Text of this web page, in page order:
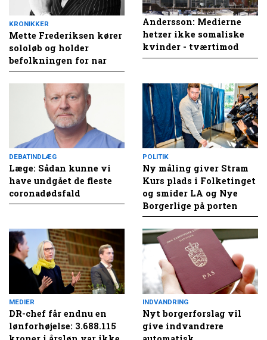
KRONIKKER
Mette Frederiksen kører
sololøb og holder
befolkningen for nar
Andersson: Medierne
hetzer ikke somaliske
kvinder - tværtimod
DEBATINDLÆG
Læge: Sådan kunne vi
have undgået de fleste
coronadødsfald
POLITIK
Ny måling giver Stram
Kurs plads i Folketinget
og smider LA og Nye
Borgerlige på porten
MEDIER
DR-chef får endnu en
lønforhøjelse: 3.688.115
INDVANDRING
Nyt borgerforslag vil
give indvandrere